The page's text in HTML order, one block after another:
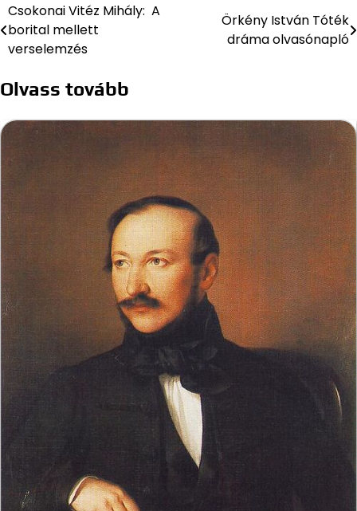
Bejegyzés
navigáció
Csokonai Vitéz Mihály: A
borital mellett
verselemzés
Örkény István Tóték
dráma olvasónapló
Olvass tovább